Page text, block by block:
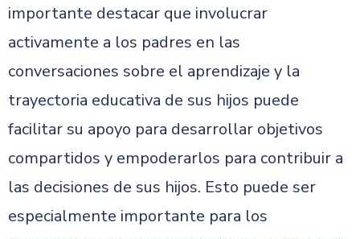
importante destacar que involucrar
activamente a los padres en las
conversaciones sobre el aprendizaje y la
trayectoria educativa de sus hijos puede
facilitar su apoyo para desarrollar objetivos
compartidos y empoderarlos para contribuir a
las decisiones de sus hijos. Esto puede ser
especialmente importante para los